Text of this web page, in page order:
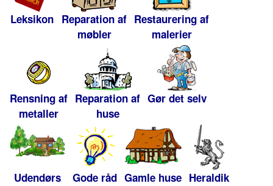
Leksikon Reparation af
møbler
Restaurering af
malerier
Rensning af
metaller
Reparation af
huse
Gør det selv
Udendørs Gode råd Gamle huse Heraldik